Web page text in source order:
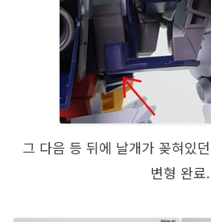
그 다음 등 뒤에 날개가 꽂혀있
변형 완료.